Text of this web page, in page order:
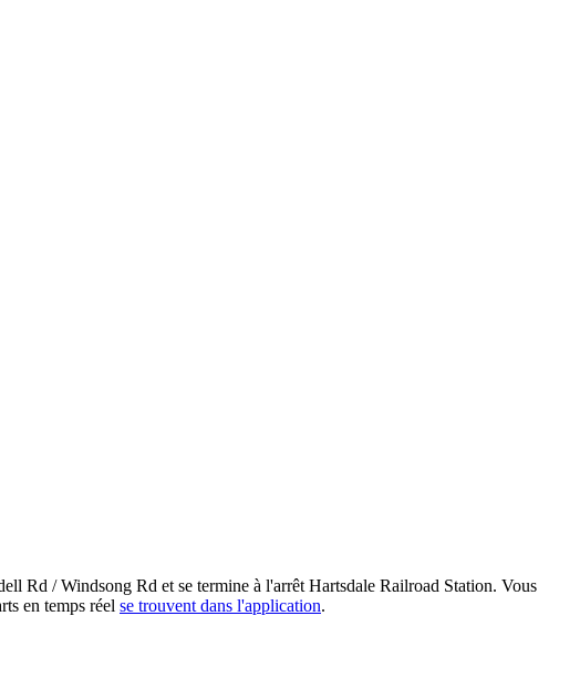
Rd / Windsong Rd et se termine à l'arrêt Hartsdale Railroad Station. Vous
en temps réel se trouvent dans l'application.